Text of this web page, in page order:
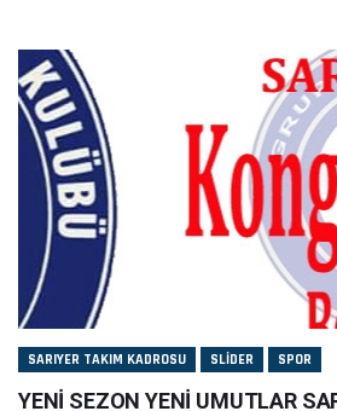
SARIYER TAKIM KADROSU SLIDER SPOR
YENİ SEZON YENİ UMUTLAR